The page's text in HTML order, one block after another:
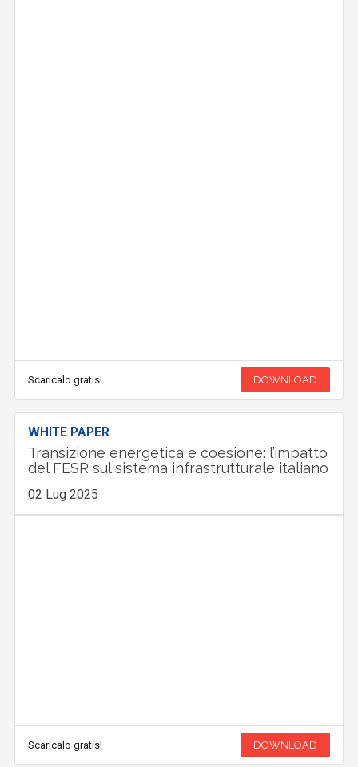
Scaricalo gratis! DOWNLOAD
WHITE PAPER
Transizione energetica e coesione: l’impatto
del FESR sul sistema infrastrutturale italiano
02 Lug 2025
Scaricalo gratis! DOWNLOAD